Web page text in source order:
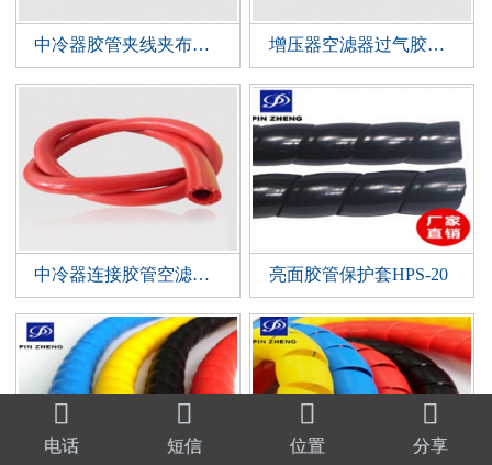
中冷器胶管夹线夹布异型管夹线纯胶直管支持定做 增压器空滤器过气胶管光面夹布硅胶管
中冷器连接胶管空滤器胶管增压器胶管夹线硅胶管直管12*20mm 亮面胶管保护套HPS-20

电话

短信

位置

分享